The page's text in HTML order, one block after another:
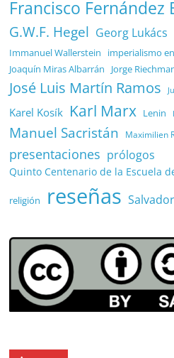
Francisco Fernández
G.W.F. Hegel Georg Lukács
Immanuel Wallerstein imperialismo
Joaquín Miras Albarrán Jorge
José Luis Martín Ramos
Karel Kosík Karl Marx Lenin
Manuel Sacristán Maximilien
presentaciones prólogos
Quinto Centenario de la Escuela
religión reseñas